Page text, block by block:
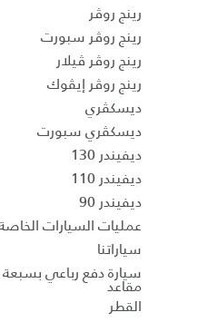
رينج روڤر
رينج روڤر سبورت
رينج روڤر ڤيلار
رينج روڤر إيڤوك
ديسكڤري
ديسكڤري سبورت
ديفيندر 130
ديفيندر 110
ديفيندر 90
عمليات السيارات
سياراتنا
سيارة دفع رباعي بسبعة
مقاعد
القطر